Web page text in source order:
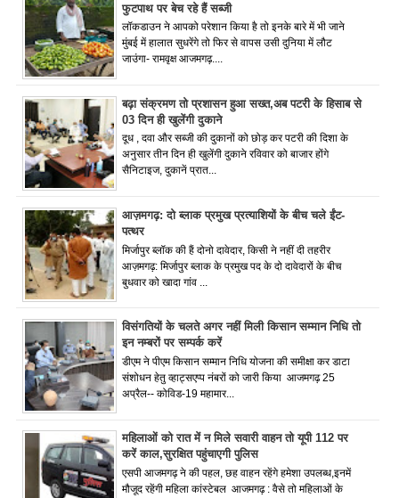
फुटपाथ पर बेच रहे हैं सब्जी
लॉकडाउन ने आपको परेशान किया है तो इनके बारे में भी जाने
मुंबई में हालात सुधरेंगे तो फिर से वापस उसी दुनिया में लौट
जाउंगा- रामवृक्ष आजमगढ़....
बढ़ा संक्रमण तो प्रशासन हुआ सख्त,अब पटरी के हिसाब से
03 दिन ही खुलेंगी दुकाने
दूध , दवा और सब्जी की दुकानों को छोड़ कर पटरी की दिशा के
अनुसार तीन दिन ही खुलेंगी दुकाने रविवार को बाजार होंगे
सैनिटाइज, दुकानें प्रात...
आज़मगढ़: दो ब्लाक प्रमुख प्रत्याशियों के बीच चले ईंट-
पत्थर
मिर्जापुर ब्लॉक की हैं दोनो दावेदार, किसी ने नहीं दी तहरीर
आज़मगढ़: मिर्जापुर ब्लाक के प्रमुख पद के दो दावेदारों के बीच
बुधवार को खादा गांव ...
विसंगतियों के चलते अगर नहीं मिली किसान सम्मान निधि तो
इन नम्बरों पर सम्पर्क करें
डीएम ने पीएम किसान सम्मान निधि योजना की समीक्षा कर डाटा
संशोधन हेतु व्हाट्सएप्प नंबरों को जारी किया आजमगढ़ 25
अप्रैल-- कोविड-19 महामार...
महिलाओं को रात में न मिले सवारी वाहन तो यूपी 112 पर
करें काल,सुरक्षित पहुंचाएगी पुलिस
एसपी आजमगढ़ ने की पहल, छह वाहन रहेंगे हमेशा उपलब्ध,इनमें
मौजूद रहेंगी महिला कांस्टेबल आजमगढ़ : वैसे तो महिलाओं के